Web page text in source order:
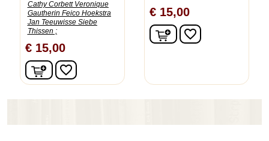
Cathy Corbett Veronique
Gautherin Feico Hoekstra
Jan Teeuwisse Siebe
Thissen ;
€ 15,00
In winkelwagen
favorite_border
€ 15,00
In winkelwagen
favorite_border